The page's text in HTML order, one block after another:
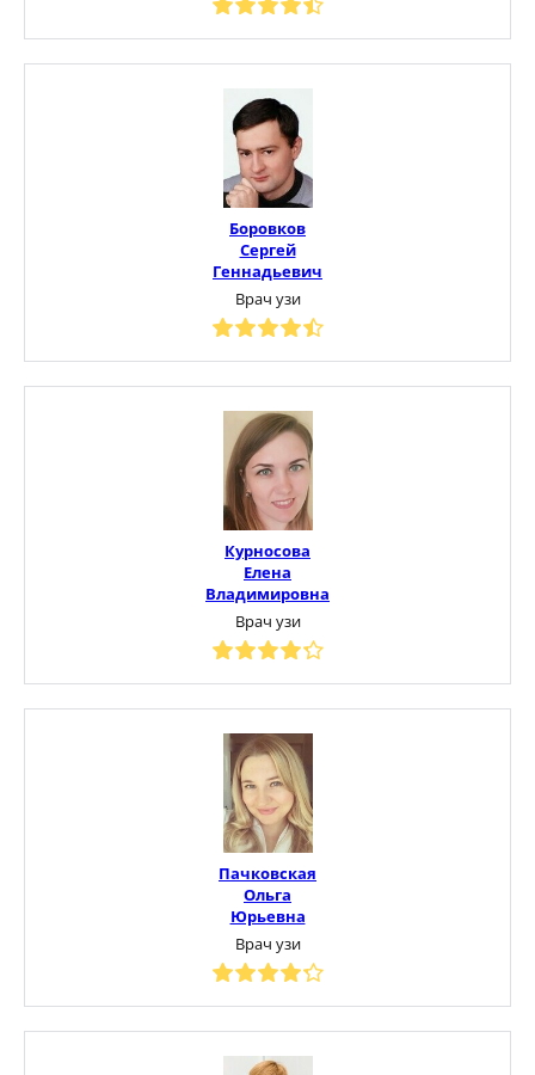
Боровков
Сергей
Геннадьевич
Врач узи
Курносова
Елена
Владимировна
Врач узи
Пачковская
Ольга
Юрьевна
Врач узи